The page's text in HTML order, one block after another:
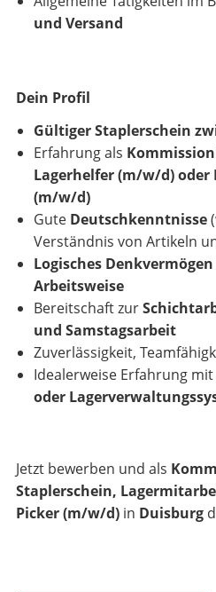
und Versand
Dein Profil
Gültiger Staplerschein
Erfahrung als
Lagerhelfer (m/w/d)
(m/w/d)
Gute Deutschkenntnisse
Verständnis von Artikeln
Logisches
Arbeitsweise
Bereitschaft zur
und Samstagsarbeit
Zuverlässigkeit,
Idealerweise Erfahrung mit
oder
Jetzt bewerben und als
Staplerschein,
Picker (m/w/d) in Duisburg